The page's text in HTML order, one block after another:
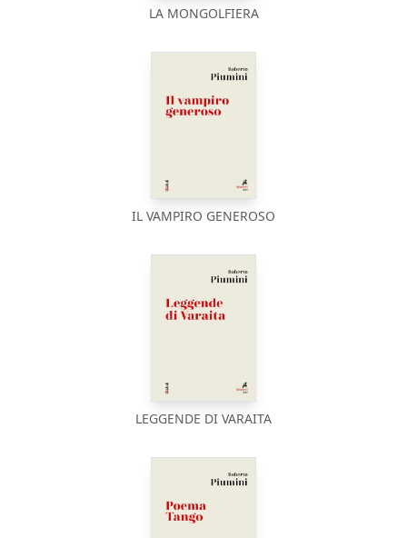
LA MONGOLFIERA
IL VAMPIRO GENEROSO
LEGGENDE DI VARAITA